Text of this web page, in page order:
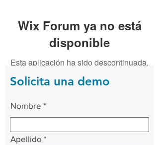
Wix Forum ya no está
disponible
Esta aplicación ha sido descontinuada.
Si necesitas una app de comunidad,
usa Wix Groups.
Solicita una demo
Nombre
Apellido